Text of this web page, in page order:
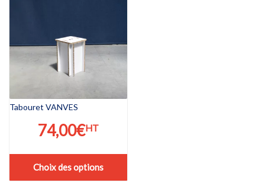
Tabouret VANVES
74,00€HT
Choix des options